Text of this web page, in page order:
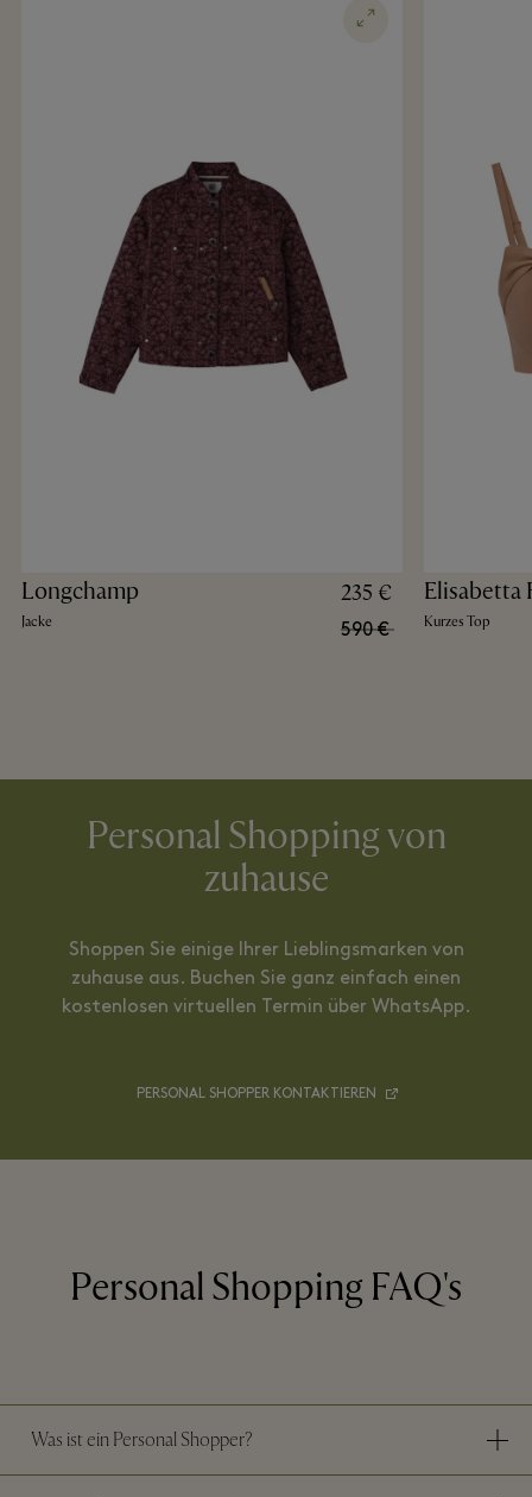
Longchamp
Jacke
235 €
590 €
Elisabetta
Kurzes Top
Personal Shopping von
zuhause
Shoppen Sie einige Ihrer Lieblingsmarken von
zuhause aus. Buchen Sie ganz einfach einen
kostenlosen virtuellen Termin über WhatsApp.
PERSONAL SHOPPER KONTAKTIEREN
Personal Shopping FAQ's
Was ist ein Personal Shopper?